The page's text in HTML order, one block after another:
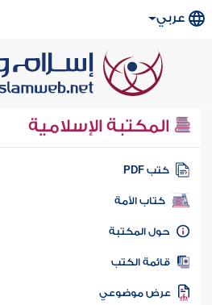
عربي
المكتبة الإسلامية
كتب PDF
كتاب الأمة
المكتبة
الكتب